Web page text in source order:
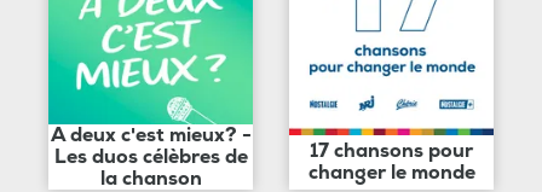
A deux c'est mieux? -
Les duos célèbres de
la chanson
17 chansons pour
changer le monde